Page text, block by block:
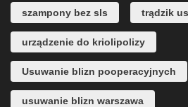
szampony bez sls trądzik
urządzenie do kriolipolizy
Usuwanie blizn pooperacyjnych
usuwanie blizn warszawa